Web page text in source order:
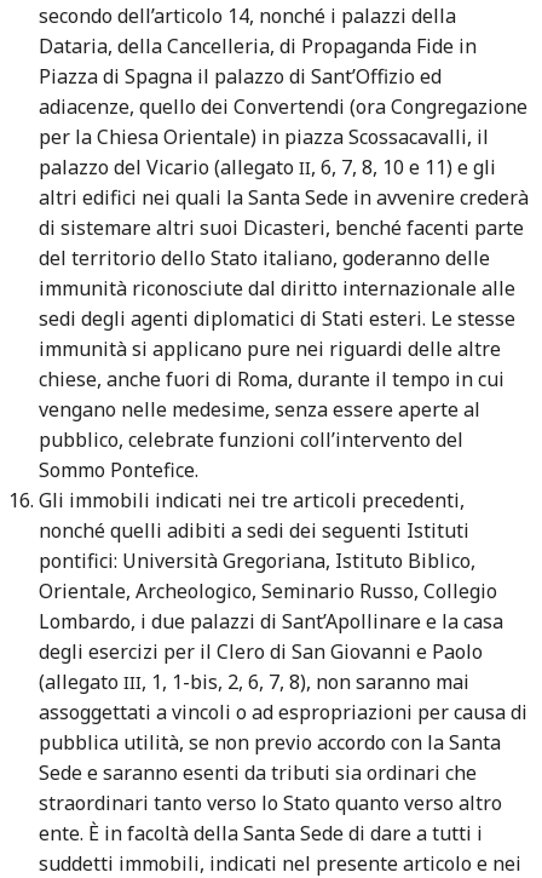
secondo dell’articolo 14, nonché i palazzi della
Dataria, della Cancelleria, di Propaganda Fide in
Piazza di Spagna il palazzo di Sant’Offizio ed
adiacenze, quello dei Convertendi (ora Congregazione
per la Chiesa Orientale) in piazza Scossacavalli, il
palazzo del Vicario (allegato II, 6, 7, 8, 10 e 11) e gli
altri edifici nei quali la Santa Sede in avvenire crederà
di sistemare altri suoi Dicasteri, benché facenti parte
del territorio dello Stato italiano, goderanno delle
immunità riconosciute dal diritto internazionale alle
sedi degli agenti diplomatici di Stati esteri. Le stesse
immunità si applicano pure nei riguardi delle altre
chiese, anche fuori di Roma, durante il tempo in cui
vengano nelle medesime, senza essere aperte al
pubblico, celebrate funzioni coll’intervento del
Sommo Pontefice.
Gli immobili indicati nei tre articoli precedenti,
nonché quelli adibiti a sedi dei seguenti Istituti
pontifici: Università Gregoriana, Istituto Biblico,
Orientale, Archeologico, Seminario Russo, Collegio
Lombardo, i due palazzi di Sant’Apollinare e la casa
degli esercizi per il Clero di San Giovanni e Paolo
(allegato III, 1, 1-bis, 2, 6, 7, 8), non saranno mai
assoggettati a vincoli o ad espropriazioni per causa di
pubblica utilità, se non previo accordo con la Santa
Sede e saranno esenti da tributi sia ordinari che
straordinari tanto verso lo Stato quanto verso altro
ente. È in facoltà della Santa Sede di dare a tutti i
suddetti immobili, indicati nel presente articolo e nei